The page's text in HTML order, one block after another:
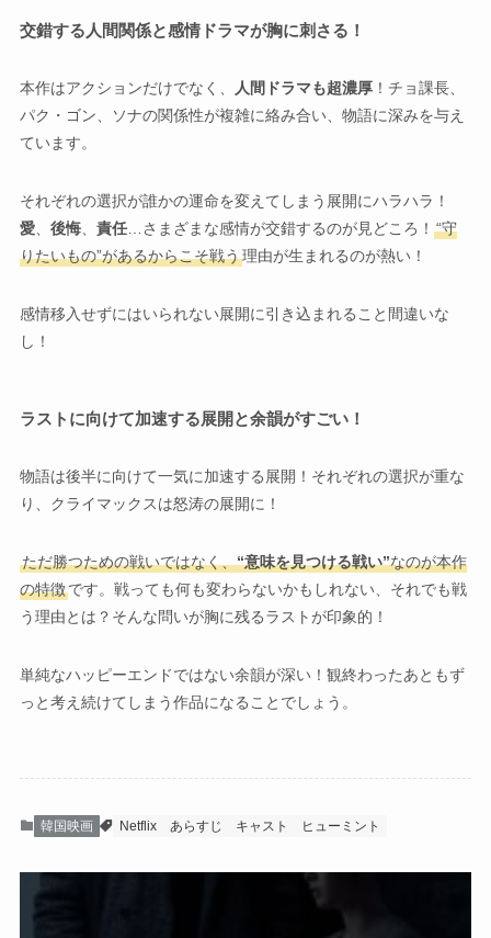
交錯する人間関係と感情ドラマが胸に刺さる！
本作はアクションだけでなく、 人間ドラマも超濃厚！チョ課長、
パク・ゴン、ソナの関係性が複雑に絡み合い、物語に深みを与え
ています。
それぞれの選択が誰かの運命を変えてしまう展開にハラハラ！
愛、 後悔、 責任…さまざまな感情が交錯するのが見どころ！ “守
りたいもの”があるからこそ戦う理由が生まれるのが熱い！
感情移入せずにはいられない展開に引き込まれること間違いな
し！
ラストに向けて加速する展開と余韻がすごい！
物語は後半に向けて一気に加速する展開！それぞれの選択が重な
り、クライマックスは怒涛の展開に！
ただ勝つための戦いではなく、“意味を見つける戦い”なのが本作
の特徴です。戦っても何も変わらないかもしれない、それでも戦
う理由とは？そんな問いが胸に残るラストが印象的！
単純なハッピーエンドではない余韻が深い！観終わったあともず
っと考え続けてしまう作品になることでしょう。
韓国映画 Netflix あらすじ キャスト ヒューミント